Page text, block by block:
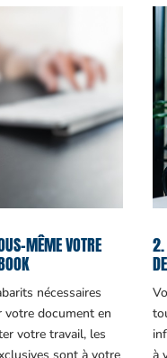
MÊME VOTRE
nécessaires
votre document en
votre travail, les
2.